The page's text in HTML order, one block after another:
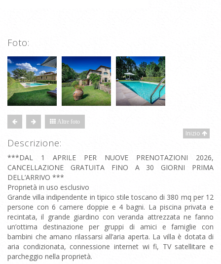
Foto:
Altre foto
Inizio
Descrizione:
***DAL 1 APRILE PER NUOVE PRENOTAZIONI 2026,
CANCELLAZIONE GRATUITA FINO A 30 GIORNI PRIMA
DELL’ARRIVO ***
Proprietà in uso esclusivo
Grande villa indipendente in tipico stile toscano di 380 mq per 12
persone con 6 camere doppie e 4 bagni. La piscina privata e
recintata, il grande giardino con veranda attrezzata ne fanno
un’ottima destinazione per gruppi di amici e famiglie con
bambini che amano rilassarsi all’aria aperta. La villa è dotata di
aria condizionata, connessione internet wi fi, TV satellitare e
parcheggio nella proprietà.